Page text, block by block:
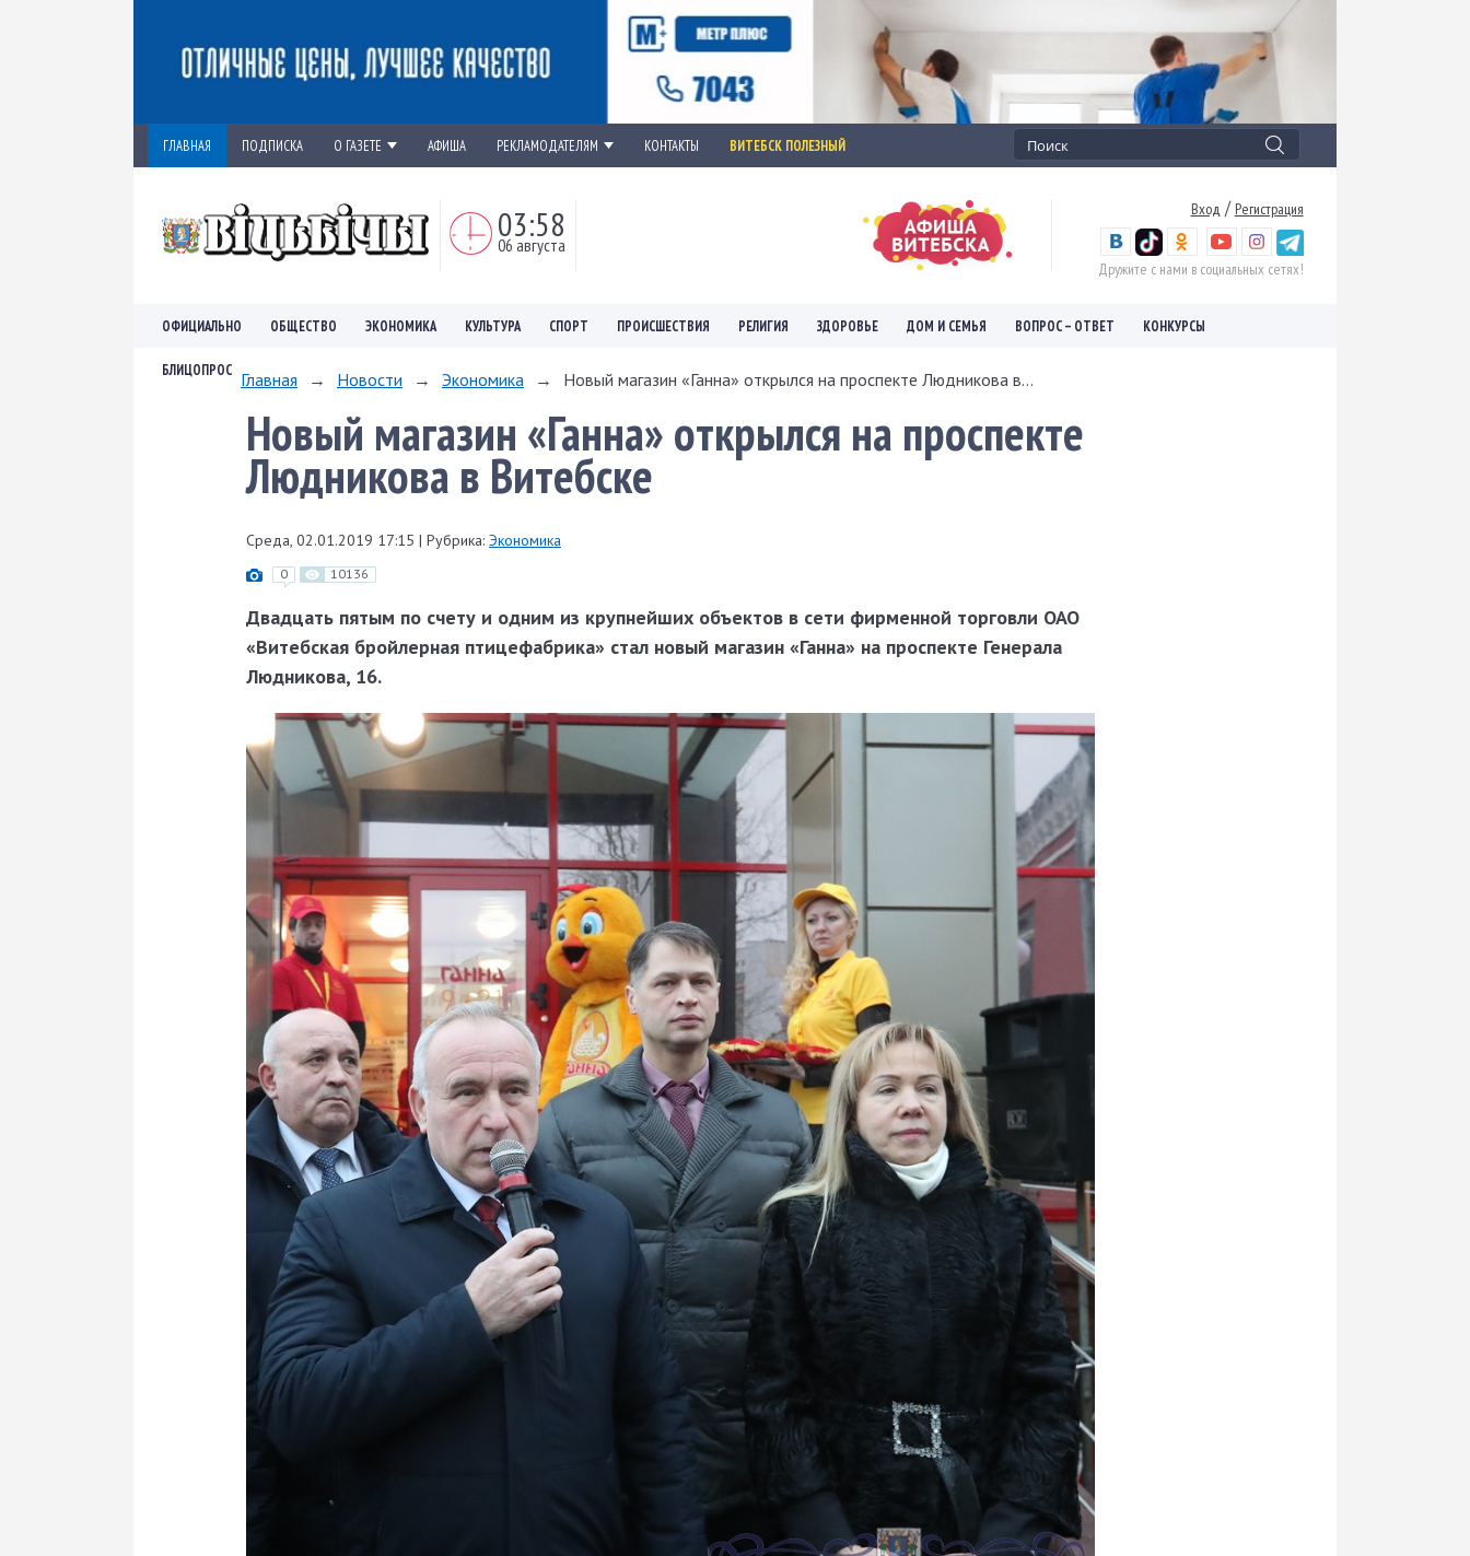
ГЛАВНАЯ ПОДПИСКА О ГАЗЕТЕ АФИША РЕКЛАМОДАТЕЛЯМ КОНТАКТЫ ВИТЕБСК ПОЛЕЗНЫЙ
03:58
06 августа
Вход / Регистрация
Дружите с нами в социальных сетях!
ОФИЦИАЛЬНО ОБЩЕСТВО ЭКОНОМИКА КУЛЬТУРА СПОРТ ПРОИСШЕСТВИЯ РЕЛИГИЯ ЗДОРОВЬЕ ДОМ И СЕМЬЯ ВОПРОС – ОТВЕТ КОНКУРСЫ
БЛИЦОПРОС Главная → Новости → Экономика → Новый магазин «Ганна» открылся на проспекте Людникова в...
Новый магазин «Ганна» открылся на проспекте
Людникова в Витебске
Среда, 02.01.2019 17:15 | Рубрика: Экономика
0 10136
Двадцать пятым по счету и одним из крупнейших объектов в сети фирменной торговли ОАО
«Витебская бройлерная птицефабрика» стал новый магазин «Ганна» на проспекте Генерала
Людникова, 16.